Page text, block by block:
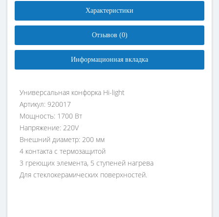
Характеристики
Отзывов (0)
Информационная вкладка
Универсальная конфорка Hi-light
Артикул: 920017
Мощность: 1700 Вт
Напряжение: 220V
Внешний диаметр: 200 мм
4 контакта с термозащитой
3 греющих элемента, 5 ступеней нагрева
Для стеклокерамических поверхностей.